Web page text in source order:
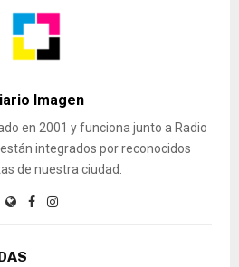
Imagen
en 2001 y funciona junto a Radio
integrados por reconocidos
de nuestra ciudad.